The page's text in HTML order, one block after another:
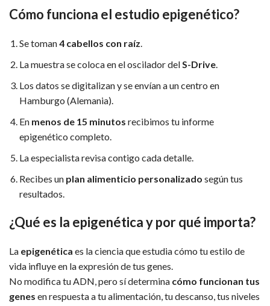
Cómo funciona el estudio epigenético?
Se toman4 cabellos con raíz.
La muestra se coloca en el oscilador delS-Drive.
Los datos se digitalizan y se envían a un centro en
Hamburgo (Alemania).
En menos de 15 minutos recibimos tu informe
epigenético completo.
La especialista revisa contigo cada detalle.
Recibes un plan alimenticio personalizado según tus
resultados.
¿Qué es la epigenética y por qué importa?
La epigenética es la ciencia que estudia cómo tu estilo de
vida influye en la expresión de tus genes.
No modifica tu ADN, pero sí determina cómo funcionan tus
genes en respuesta a tu alimentación, tu descanso, tus niveles